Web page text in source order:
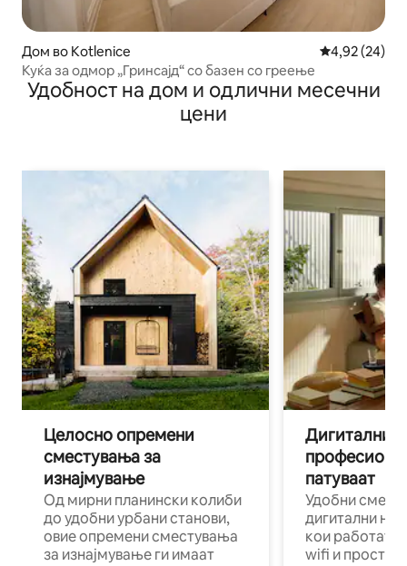
Дом во Kotlenice Просечна
4,92 (24)
Куќа за одмор „Гринсајд“ со базен со греење
Удобност на дом и одлични месечни
цени
Целосно опремени
сместувања за
изнајмување
Од мирни планински колиби
до удобни урбани станови,
овие опремени сместувања
за изнајмување ги имаат
Дигитални
патуваат
Удобни
дигитални
кои работат
wifi и